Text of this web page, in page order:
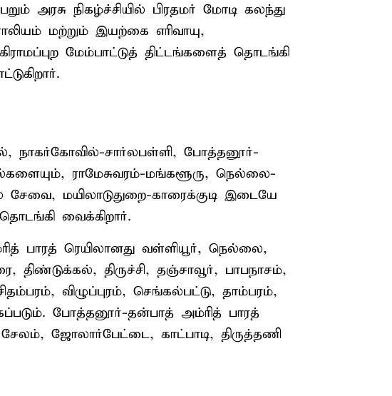
அரசு நிகழ்ச்சியில் பிரதமர் மோடி கலந்து
மற்றும் இயற்கை எரிவாயு,
மேம்பாட்டுத் திட்டங்களைத் தொடங்கி
நாகர்கோவில்-சார்லபள்ளி, போத்தனூர்-
ராமேசுவரம்-மங்களூரு, நெல்லை-
மயிலாடுதுறை-காரைக்குடி இடையே
வைக்கிறார்.
பாரத் ரெயிலானது வள்ளியூர், நெல்லை,
திண்டுக்கல், திருச்சி, தஞ்சாவூர், பாபநாசம்,
விழுப்புரம், செங்கல்பட்டு, தாம்பரம்,
போத்தனூர்-தன்பாத் அம்ரித் பாரத்
ஜோலார்பேட்டை, காட்பாடி, திருத்தணி